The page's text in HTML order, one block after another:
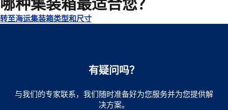
哪种集装箱最适合您？
转至海运集装箱类型和尺寸
有疑问吗？
与我们的专家联系，我们随时准备好为您服务并为您提供解
决方案。